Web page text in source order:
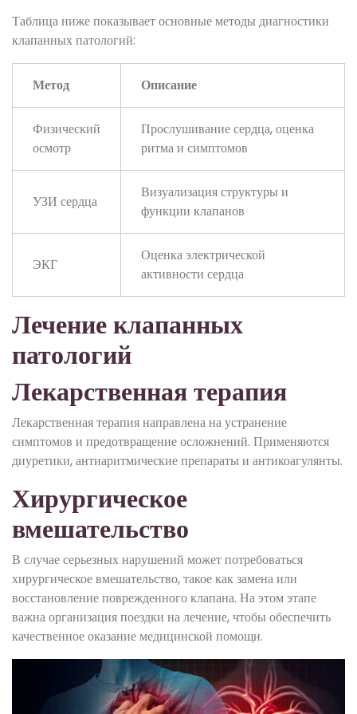
Таблица ниже показывает основные методы диагностики
клапанных патологий:
Метод Описание
Физический
осмотр
Прослушивание сердца, оценка
ритма и симптомов
УЗИ сердца
Визуализация структуры и
функции клапанов
ЭКГ
Оценка электрической
активности сердца
Лечение клапанных
патологий
Лекарственная терапия
Лекарственная терапия направлена на устранение
симптомов и предотвращение осложнений. Применяются
диуретики, антиаритмические препараты и антикоагулянты.
Хирургическое
вмешательство
В случае серьезных нарушений может потребоваться
хирургическое вмешательство, такое как замена или
восстановление поврежденного клапана. На этом этапе
важна организация поездки на лечение, чтобы обеспечить
качественное оказание медицинской помощи.